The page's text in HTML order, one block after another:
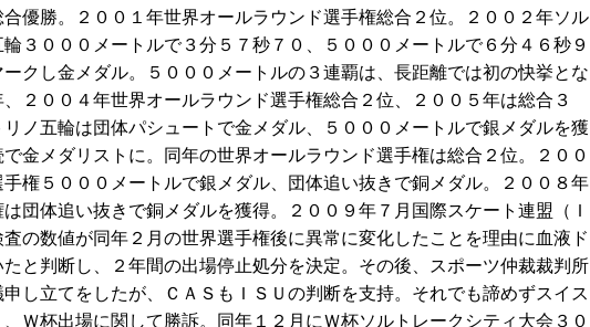
合優勝。２００１年世界オールラウンド選手権総合２位。２００２年ソル
輪３０００メートルで３分５７秒７０、５０００メートルで６分４６秒９
ークし金メダル。５０００メートルの３連覇は、長距離では初の快挙とな
２００４年世界オールラウンド選手権総合２位、２００５年は総合３
ノ五輪は団体パシュートで金メダル、５０００メートルで銀メダルを獲
金メダリストに。同年の世界オールラウンド選手権は総合２位。２００
手権５０００メートルで銀メダル、団体追い抜きで銅メダル。２００８年
団体追い抜きで銅メダルを獲得。２００９年７月国際スケート連盟（Ｉ
査の数値が同年２月の世界選手権後に異常に変化したことを理由に血液ド
と判断し、２年間の出場停止処分を決定。その後、スポーツ仲裁裁判所
申し立てをしたが、ＣＡＳもＩＳＵの判断を支持。それでも諦めずスイス
Ｗ杯出場に関して勝訴。同年１２月にＷ杯ソルトレークシティ大会３０